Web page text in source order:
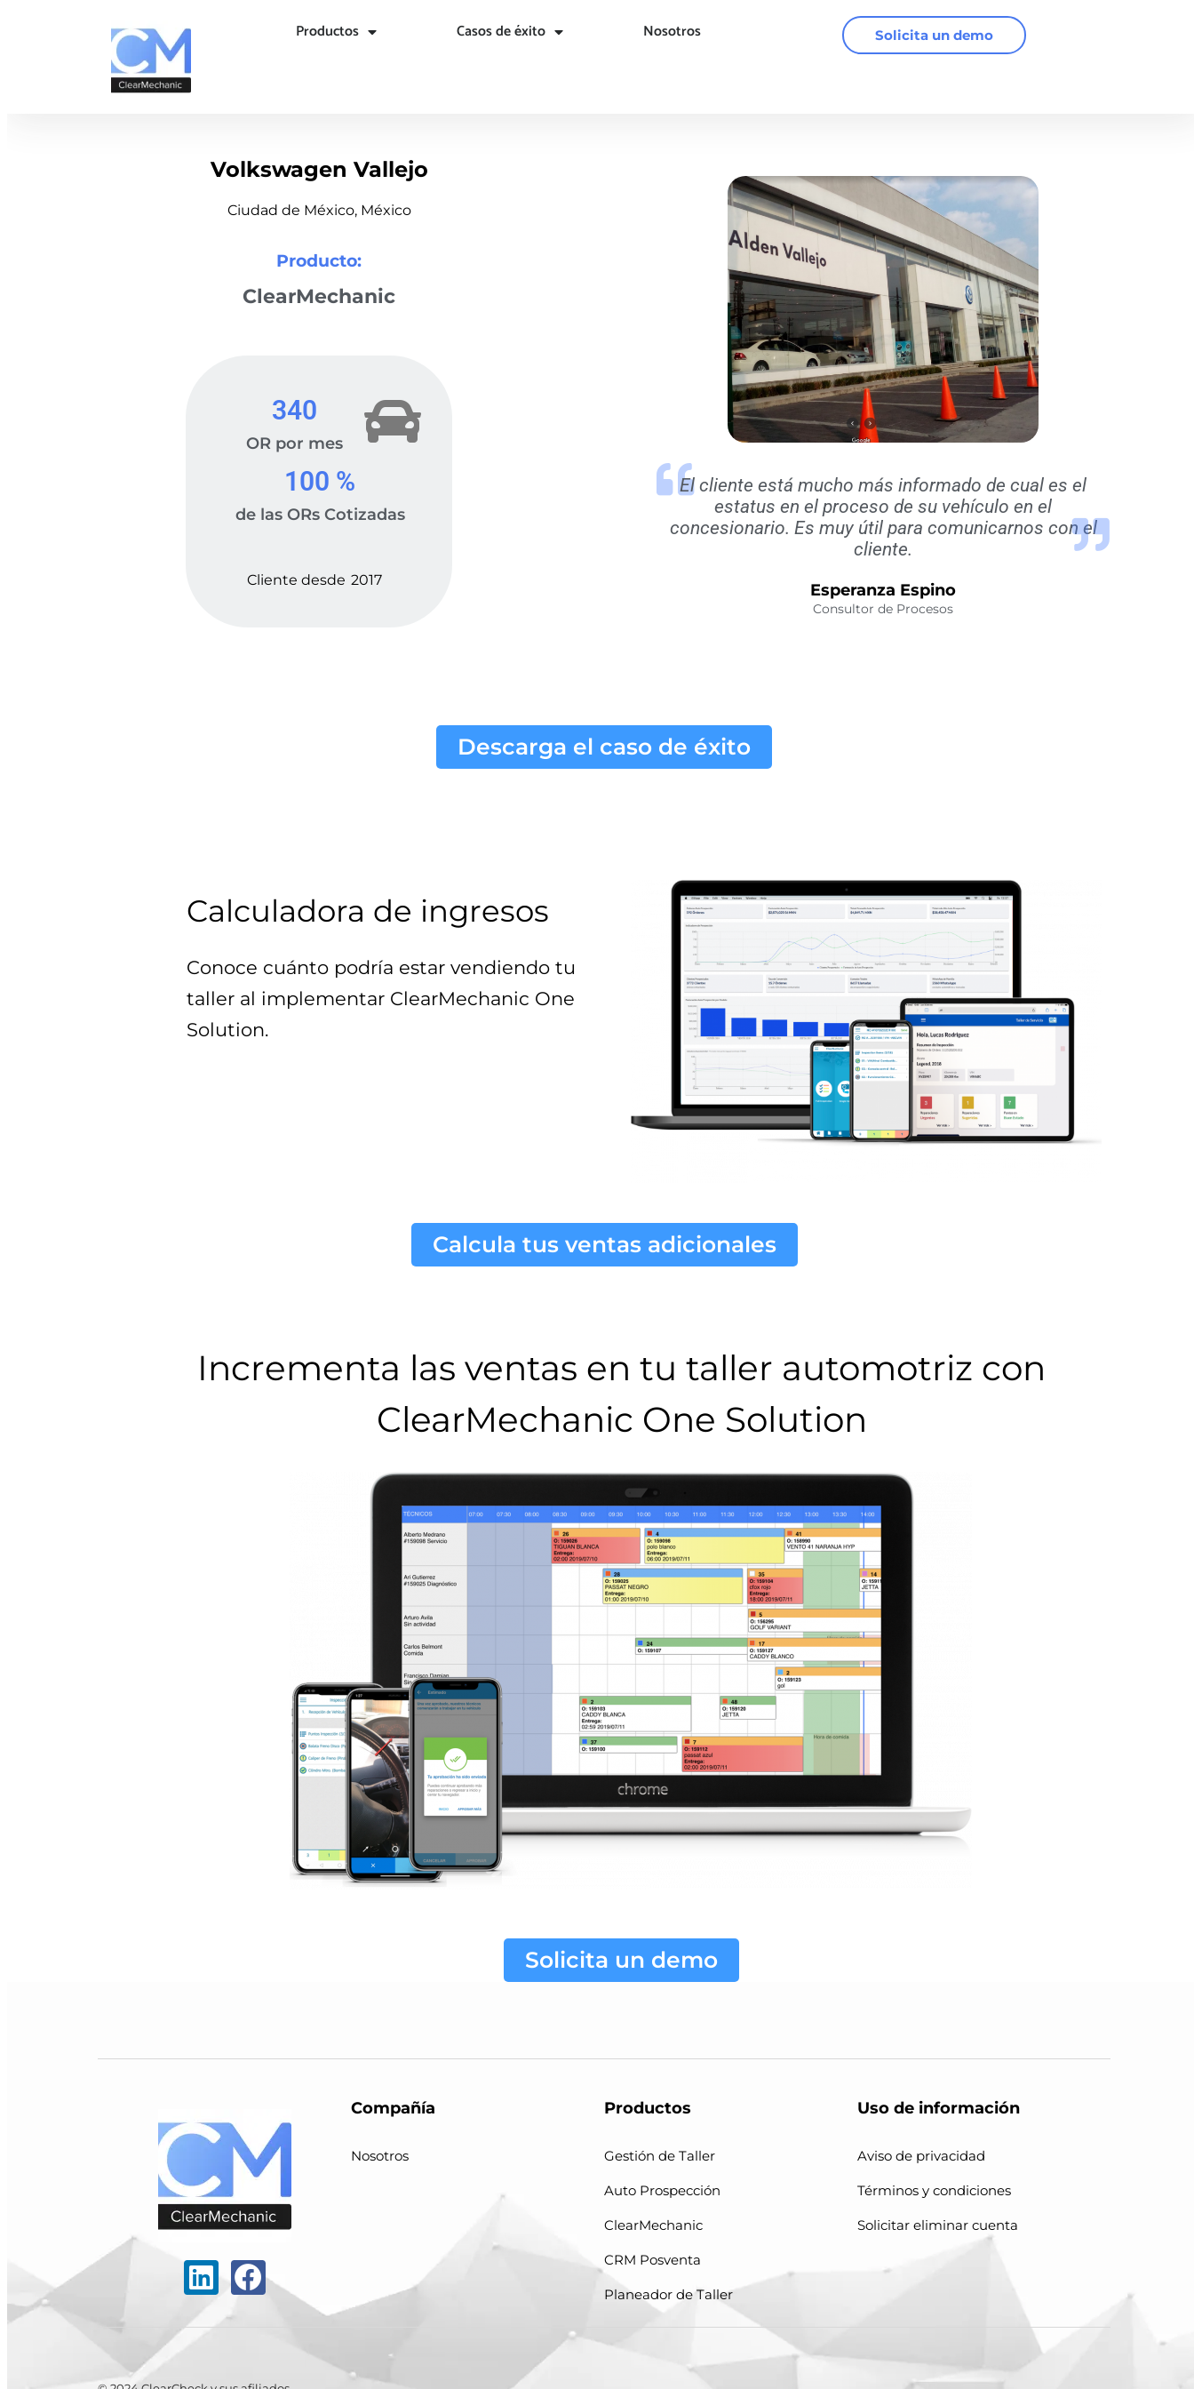
Productos Casos de éxito Nosotros Solicita un demo
Volkswagen Vallejo
Ciudad de México, México
Producto:
ClearMechanic
OR por mes
340
de las ORs Cotizadas
100 %
Cliente desde 2017
El cliente está mucho más informado de cual es el
estatus en el proceso de su vehículo en el
concesionario. Es muy útil para comunicarnos con el
cliente.
Esperanza Espino
Consultor de Procesos
Descarga el caso de éxito
Calculadora de ingresos
Conoce cuánto podría estar vendiendo tu
taller al implementar ClearMechanic One
Solution.
Calcula tus ventas adicionales
Incrementa las ventas en tu taller automotriz con
ClearMechanic One Solution
Solicita un demo
Compañía
Nosotros
Productos
Gestión de Taller
Auto Prospección
ClearMechanic
CRM Posventa
Planeador de Taller
Uso de información
Aviso de privacidad
Términos y condiciones
Solicitar eliminar cuenta